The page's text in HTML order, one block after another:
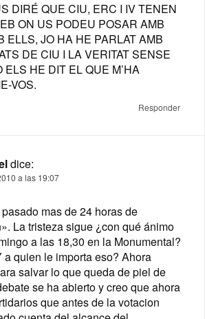
DIRÉ QUE CIU, ERC I IV TENEN
ON US PODEU POSAR AMB
ELLS, JO HA HE PARLAT AMB
DE CIU I LA VERITAT SENSE
ELS HE DIT EL QUE M’HA
VOS.
Responder
dice:
a las 19:07
mas de 24 horas de
La tristeza sigue ¿con qué ánimo
a las 18,30 en la Monumental?
a quien le importa eso? Ahora
salvar lo que queda de piel de
se ha abierto y creo que ahora
que antes de la votacion